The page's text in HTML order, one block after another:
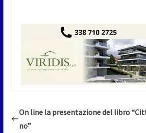
On line la presentazione del libro
no”